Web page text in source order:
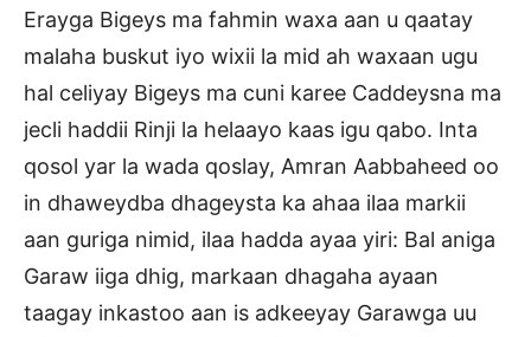
Erayga Bigeys ma fahmin waxa aan u qaatay
malaha buskut iyo wixii la mid ah waxaan ugu
hal celiyay Bigeys ma cuni karee Caddeysna ma
jecli haddii Rinji la helaayo kaas igu qabo. Inta
qosol yar la wada qoslay, Amran Aabbaheed oo
in dhaweydba dhageysta ka ahaa ilaa markii
aan guriga nimid, ilaa hadda ayaa yiri: Bal aniga
Garaw iiga dhig, markaan dhagaha ayaan
taagay inkastoo aan is adkeeyay Garawga uu